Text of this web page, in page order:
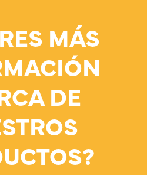
MÁS
DE